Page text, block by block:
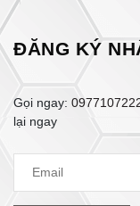
ĐĂNG KÝ
Gọi ngay:
lại ngay